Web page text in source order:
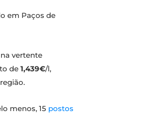
em Paços de
vertente
de 1,439€/l,
menos, 15 postos